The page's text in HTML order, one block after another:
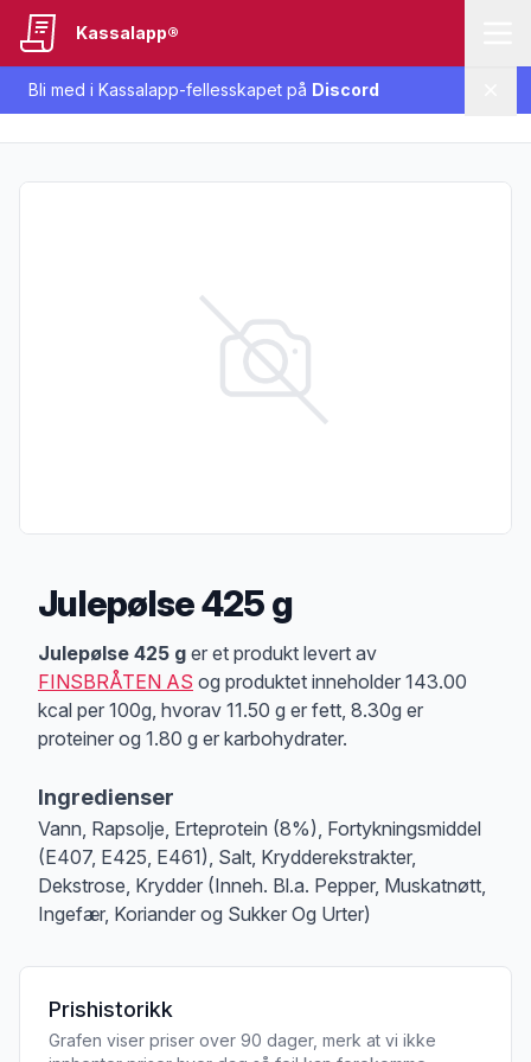
Bli med i Kassalapp-fellesskapet på Discord
Kassalapp®
Julepølse 425 g
Produktbeskrivelse
Julepølse 425 g er et produkt levert av
FINSBRÅTEN AS og produktet inneholder 143.00
kcal per 100g, hvorav 11.50 g er fett, 8.30g er
proteiner og 1.80 g er karbohydrater.
Ingredienser
Vann, Rapsolje, Erteprotein (8%), Fortykningsmiddel
(E407, E425, E461), Salt, Krydderekstrakter,
Dekstrose, Krydder (Inneh. Bl.a. Pepper, Muskatnøtt,
Ingefær, Koriander og Sukker Og Urter)
Prishistorikk
Grafen viser priser over 90 dager, merk at vi ikke